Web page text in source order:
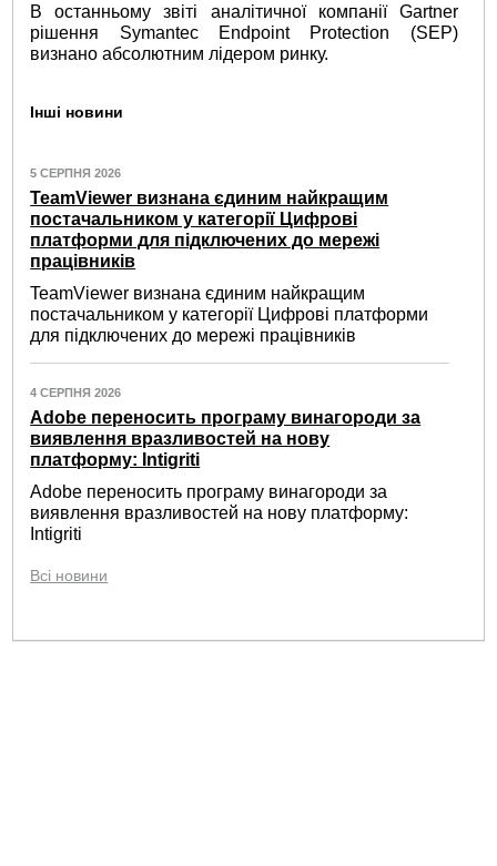
В останньому звіті аналітичної компанії Gartner
рішення Symantec Endpoint Protection (SEP)
визнано абсолютним лідером ринку.
Інші новини
5 СЕРПНЯ 2026
TeamViewer визнана єдиним найкращим
постачальником у категорії Цифрові
платформи для підключених до мережі
працівників
TeamViewer визнана єдиним найкращим
постачальником у категорії Цифрові платформи
для підключених до мережі працівників
4 СЕРПНЯ 2026
Adobe переносить програму винагороди за
виявлення вразливостей на нову
платформу: Intigriti
Adobe переносить програму винагороди за
виявлення вразливостей на нову платформу:
Intigriti
Всі новини